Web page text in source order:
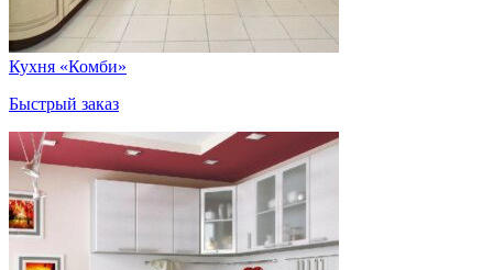
Кухня «Комби»
Быстрый заказ